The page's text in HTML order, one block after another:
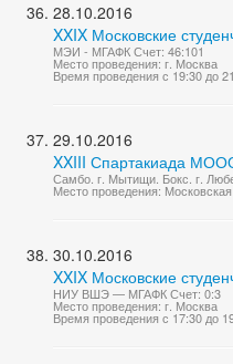
28.10.2016
XXIX Московские
МЭИ - МГАФК Счет: 46:101
Место проведения: г. Москва
Время проведения с 19:30 до
29.10.2016
XXIII Спартакиада
Самбо. г. Мытищи. Бокс. г.
Место проведения:
30.10.2016
XXIX Московские
НИУ ВШЭ — МГАФК Счет: 0:3
Место проведения: г. Москва
Время проведения с 17:30 до